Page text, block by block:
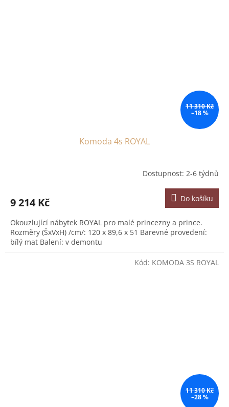
11 310 Kč
–18 %
Komoda 4s ROYAL
Dostupnost: 2-6 týdnů
9 214 Kč Do košíku
Okouzlující nábytek ROYAL pro malé princezny a prince.
Rozměry (ŠxVxH) /cm/: 120 x 89,6 x 51 Barevné provedení:
bílý mat Balení: v demontu
11 310 Kč
–28 %
Kód: KOMODA 3S ROYAL